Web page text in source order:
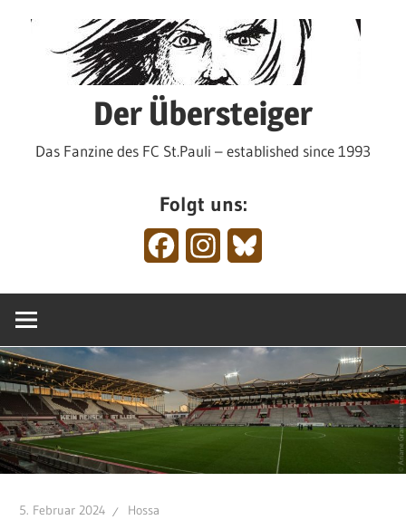
Der Übersteiger
Das Fanzine des FC St.Pauli – established since 1993
Folgt uns:
FacebookInstagram
5. Februar 2024 Hossa